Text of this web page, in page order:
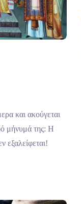
και ακούγεται
μήνυμά της: Η
εξαλείφεται!